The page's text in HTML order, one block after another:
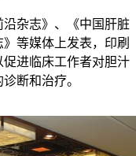
杂志》、《中国肝脏
等媒体上发表，印刷
进临床工作者对胆汁
断和治疗。